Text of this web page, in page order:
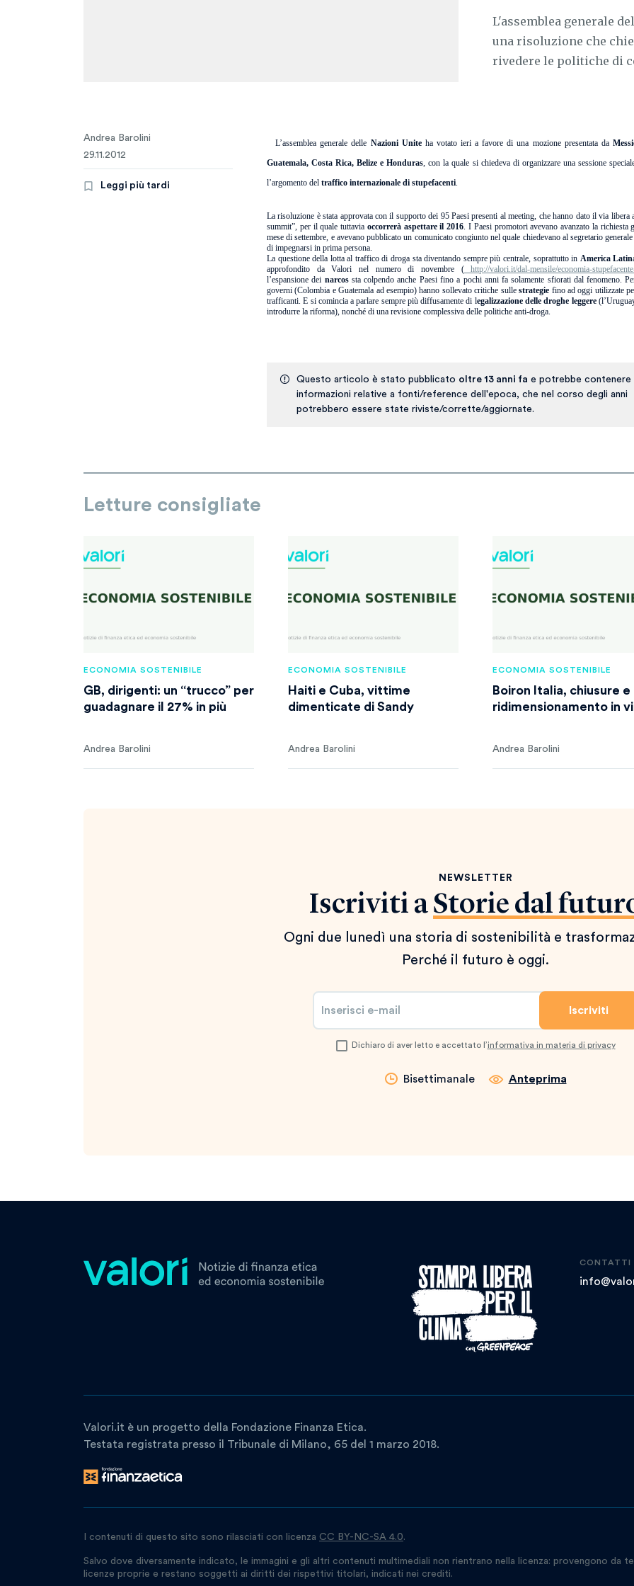
L'assemblea generale
una risoluzione che
rivedere le politiche di
Andrea Barolini
29.11.2012
Leggi più tardi
L’assemblea generale delle Nazioni Uniteha votato ieri a favore di una mozione presentata da
Guatemala, Costa Rica, Belize e Honduras, con la quale si chiedeva di organizzare una sessione
l’argomento del traffico internazionale di stupefacenti.
La risoluzione è stata approvata con il supporto dei 95 Paesi presenti al meeting, che hanno dato il via
summit”, per il quale tuttavia occorrerà aspettare il 2016. I Paesi promotori avevano avanzato la richiesta
mese di settembre, e avevano pubblicato un comunicato congiunto nel quale chiedevano al segretario generale
di impegnarsi in prima persona.
La questione della lotta al traffico di droga sta diventando sempre più centrale, soprattutto in America Latin
approfondito da Valori nel numero di novembre (
http://valori.it/dal-mensile/economia-
l’espansione dei narcossta colpendo anche Paesi fino a pochi anni fa solamente sfiorati dal fenomeno.
governi (Colombia e Guatemala ad esempio) hanno sollevato critiche sullestrategie fino ad oggi utilizzate
trafficanti. E si comincia a parlare sempre più diffusamente di legalizzazione delle droghe leggere
introdurre la riforma), nonché di una revisione complessiva delle politiche anti-droga.
Questo articolo è stato pubblicato oltre 13 anni fa e potrebbe contenere
informazioni relative a fonti/reference dell'epoca, che nel corso degli anni
potrebbero essere state riviste/corrette/aggiornate.
Letture consigliate
ECONOMIA SOSTENIBILE
GB, dirigenti: un “trucco” per
guadagnare il 27% in più
Andrea Barolini
ECONOMIA SOSTENIBILE
Haiti e Cuba, vittime
dimenticate di Sandy
Andrea Barolini
ECONOMIA SOSTENIBILE
Boiron Italia, chiusure e
ridimensionamento in
Andrea Barolini
NEWSLETTER
Iscriviti a Storie dal
Ogni due lunedì una storia di sostenibilità e
Perché il futuro è oggi.
Dichiaro di aver letto e accettato l’informativa in materia di privacy
Bisettimanale Anteprima
CONTATTI
Valori.it è un progetto della Fondazione Finanza Etica.
Testata registrata presso il Tribunale di Milano, 65 del 1 marzo 2018.
I contenuti di questo sito sono rilasciati con licenza CC BY-NC-SA 4.0.
Salvo dove diversamente indicato, le immagini e gli altri contenuti multimediali non rientrano nella licenza: provengono da
licenze proprie e restano soggetti ai diritti dei rispettivi titolari, indicati nei crediti.